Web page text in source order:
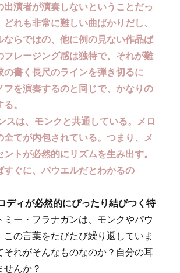
出演者が演奏しないということだっ
れも非常に難しい曲ばかりだし、
ならではの、他に例の見ない作品ば
フレージング感は独特で、それが難
の書く長尺のラインを弾き切るに
フを演奏するのと同じで、かなりの
。
スは、モンクと共通している。メロ
全てが内包されている。つまり、メ
ントが必然的にリズムを生み出す。
すぐに、パウエルだとわかるの
ディが必然的にぴったり結びつく特
ミー・フラナガンは、モンクやパウ
この言葉をたびたび繰り返していま
それがそんなものなのか？自分の耳
せんか？